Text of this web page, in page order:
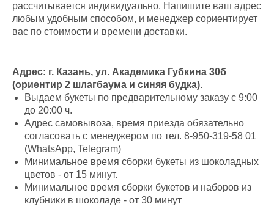
рассчитывается индивидуально. Напишите ваш адрес
любым удобным способом, и менеджер сориентирует
вас по стоимости и времени доставки.
Адрес: г. Казань, ул. Академика Губкина 30б
(ориентир 2 шлагбаума и синяя будка).
Выдаем букеты по предварительному заказу с 9:00
до 20:00 ч.
Адрес самовывоза, время приезда обязательно
согласовать с менеджером по тел. 8-950-319-58 01
(WhatsApp, Telegram)
Минимальное время сборки букеты из шоколадных
цветов - от 15 минут.
Минимальное время сборки букетов и наборов из
клубники в шоколаде - от 30 минут